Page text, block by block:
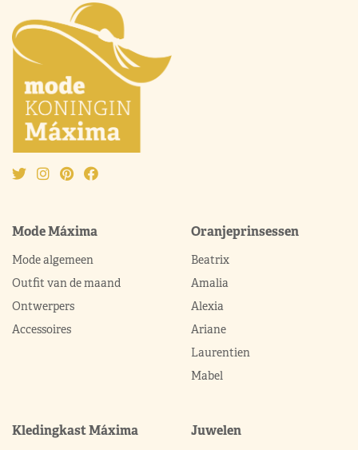
Mode Máxima
Mode algemeen
Outfit van de maand
Ontwerpers
Accessoires
Oranjeprinsessen
Beatrix
Amalia
Alexia
Ariane
Laurentien
Mabel
Kledingkast Máxima Juwelen